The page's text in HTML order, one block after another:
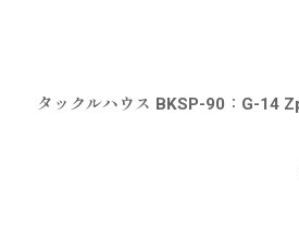
タックルハウス BKSP-90：G-14